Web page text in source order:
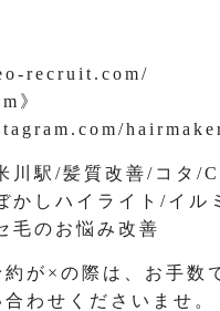
recruit.com/
》
川駅/髪質改善/コタ/
かしハイライト/イル
毛のお悩み改善
が×の際は、お手数
わせくださいませ。